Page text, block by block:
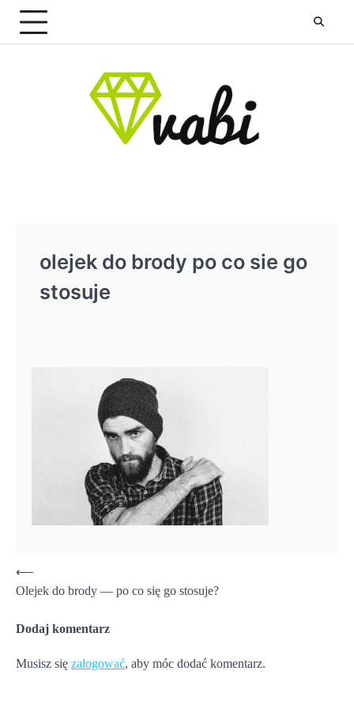
Skip
content
olejek do brody po co sie go
stosuje
Nawigacja
wpisu
⟵
Olejek do brody — po co się go stosuje?
Dodaj komentarz
Musisz się zalogować, aby móc dodać komentarz.